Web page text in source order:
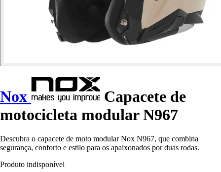
Nox
Capacete de
motocicleta modular N967
Descubra o capacete de moto modular Nox N967, que combina
segurança, conforto e estilo para os apaixonados por duas rodas.
Produto indisponível